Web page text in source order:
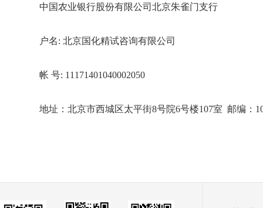
中国农业银行股份有限公司北京朱雀门支行
户名: 北京国化精试咨询有限公司
帐 号: 11171401040002050
地址：北京市西城区太平街8号院6号楼107室 邮编：